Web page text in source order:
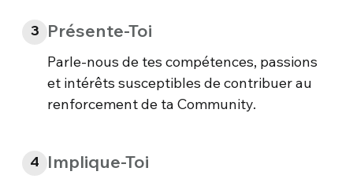
3 Présente-Toi
Parle-nous de tes compétences, passions
et intérêts susceptibles de contribuer au
renforcement de ta Community.
4 Implique-Toi